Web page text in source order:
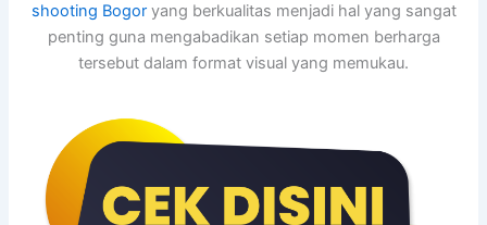
shooting Bogoryang berkualitas menjadi hal yang sangat
penting guna mengabadikan setiap momen berharga
tersebut dalam format visual yang memukau.